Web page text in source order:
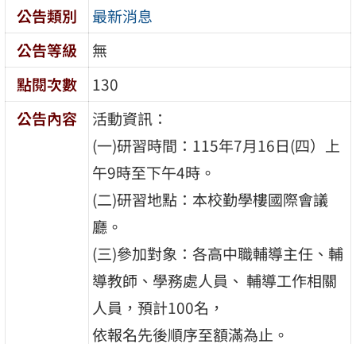
公告類別
最新消息
公告等級
無
點閱次數
130
公告內容
活動資訊：
(一)研習時間：115年7月16日(四）上
午9時至下午4時。
(二)研習地點：本校勤學樓國際會議
廳。
(三)參加對象：各高中職輔導主任、輔
導教師、學務處人員、 輔導工作相關
人員，預計100名，
依報名先後順序至額滿為止。